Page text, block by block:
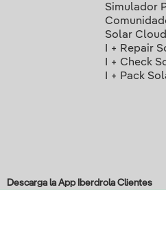
Simulador
Solar Cloud
I + Repair
I + Check
I + Pack
Descarga la App Iberdrola Clientes